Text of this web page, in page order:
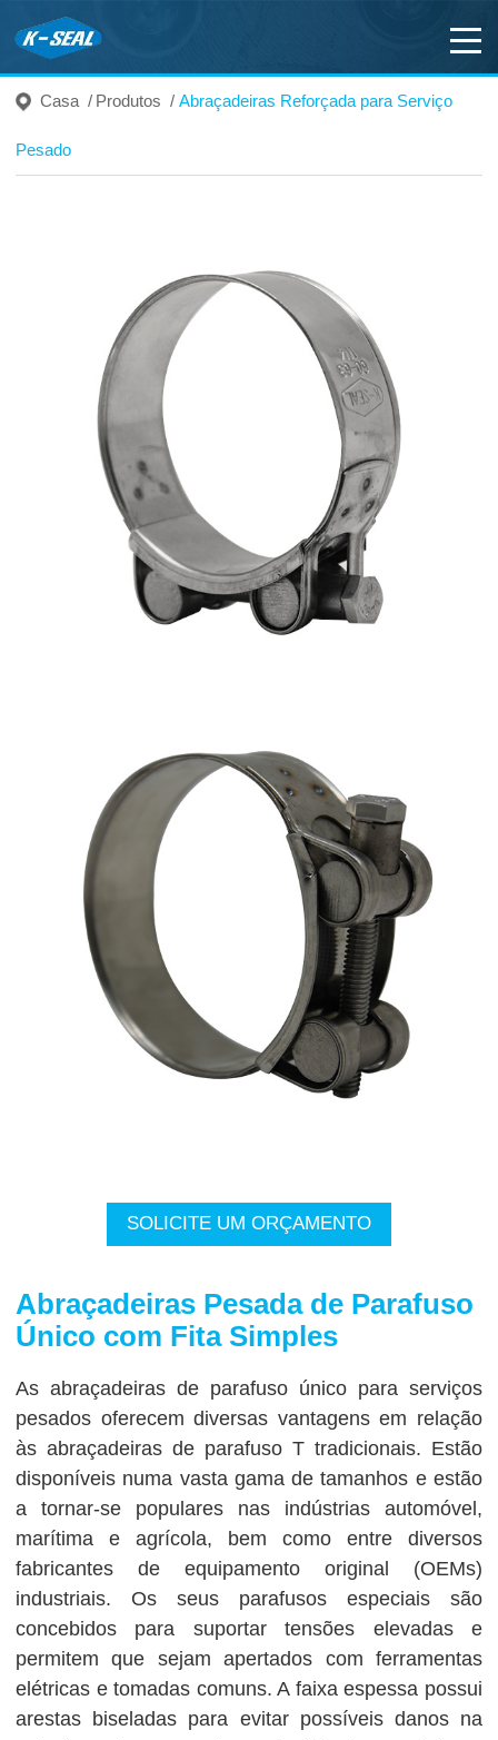
Casa / Produtos / Abraçadeiras Reforçada para Serviço
Pesado
SOLICITE UM ORÇAMENTO
Abraçadeiras Pesada de Parafuso
Único com Fita Simples
As abraçadeiras de parafuso único para serviços
pesados ​​oferecem diversas vantagens em relação
às abraçadeiras de parafuso T tradicionais. Estão
disponíveis numa vasta gama de tamanhos e estão
a tornar-se populares nas indústrias automóvel,
marítima e agrícola, bem como entre diversos
fabricantes de equipamento original (OEMs)
industriais. Os seus parafusos especiais são
concebidos para suportar tensões elevadas e
permitem que sejam apertados com ferramentas
elétricas e tomadas comuns. A faixa espessa possui
arestas biseladas para evitar possíveis danos na